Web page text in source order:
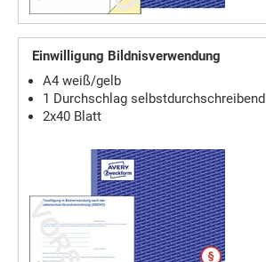
Einwilligung Bildnisverwendung
A4 weiß/gelb
1 Durchschlag selbstdurchschreibend
2x40 Blatt